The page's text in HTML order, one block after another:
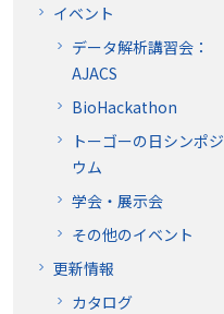
イベント
データ解析講習会：
AJACS
BioHackathon
トーゴーの日シンポジ
ウム
学会・展示会
その他のイベント
更新情報
カタログ